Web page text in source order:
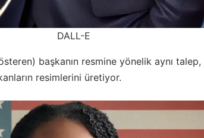
DALL-E
başkanın resmine yönelik aynı
resimlerini üretiyor.